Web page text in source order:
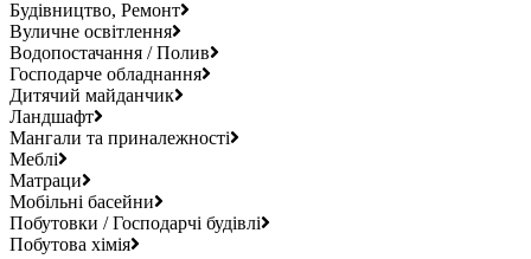
Будівництво, Ремонт
Вуличне освітлення
Водопостачання / Полив
Господарче обладнання
Дитячий майданчик
Ландшафт
Мангали та приналежності
Меблі
Матраци
Мобільні басейни
Побутовки / Господарчі будівлі
Побутова хімія